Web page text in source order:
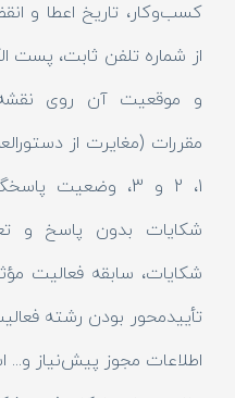
کسب‌وکار، تاریخ اعطا و
از شماره تلفن ثابت، پست
و موقعیت آن روی
مقررات (مغایرت از
1، 2 و 3، وضعیت
شکایات بدون پاسخ و
شکایات، سابقه فعالیت
تأییدمحور بودن رشته
اطلاعات مجوز پیش‌نیاز